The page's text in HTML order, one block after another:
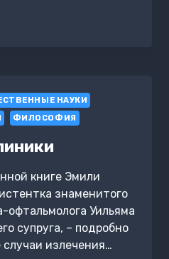
НАУКИ
ФИЛОСОФИЯ
книге Эмили
знаменитого
офтальмолога Уильяма
супруга, – подробно
излечения…